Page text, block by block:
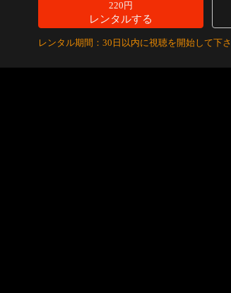
220円
レンタルする
レンタル期間：30日以内に視聴を開始して下